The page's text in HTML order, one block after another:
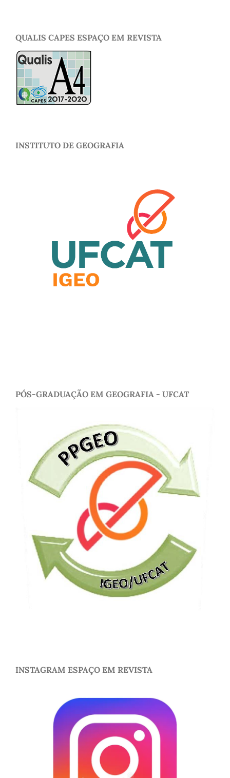
QUALIS CAPES ESPAÇO EM REVISTA
INSTITUTO DE GEOGRAFIA
PÓS-GRADUAÇÃO EM GEOGRAFIA - UFCAT
INSTAGRAM ESPAÇO EM REVISTA